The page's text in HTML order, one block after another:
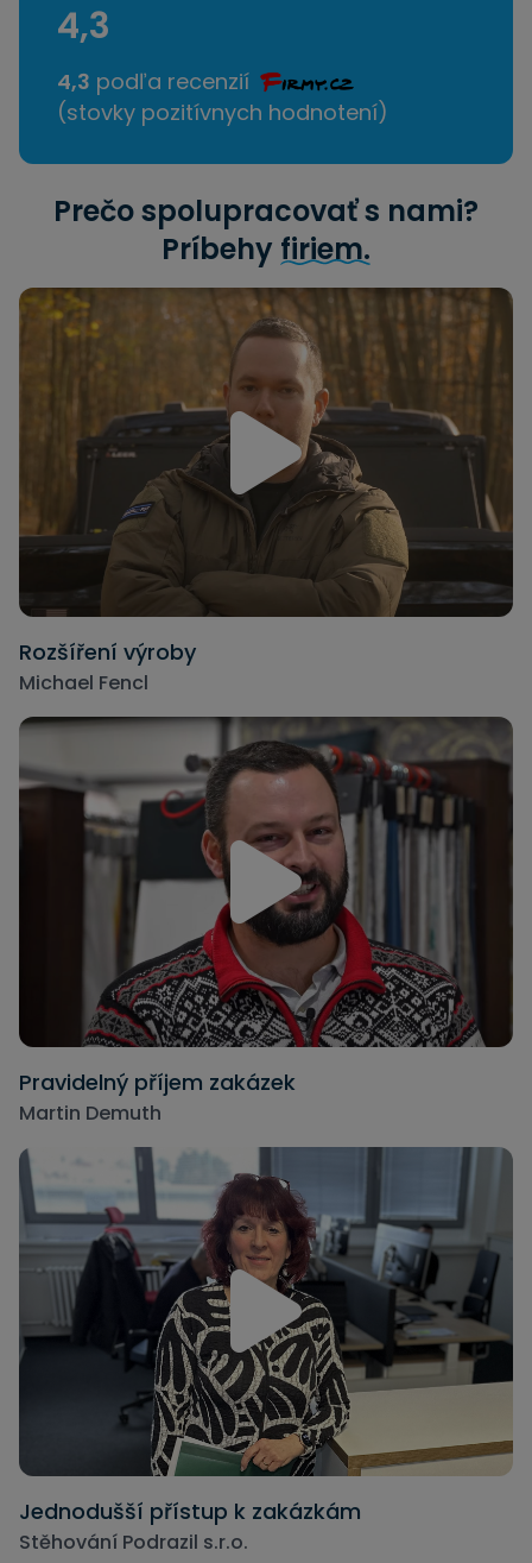
4,3
4,3 podľa recenzií
(stovky pozitívnych hodnotení)
Prečo spolupracovať s nami?
Príbehy firiem.
Rozšíření výroby
Michael Fencl
Pravidelný příjem zakázek
Martin Demuth
Jednodušší přístup k zakázkám
Stěhování Podrazil s.r.o.